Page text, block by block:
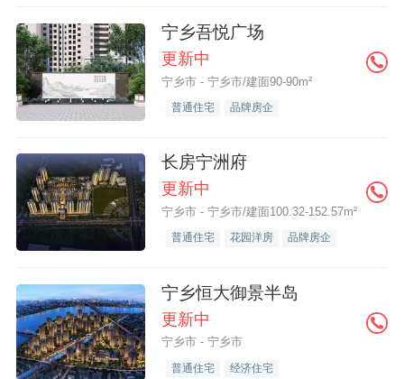
宁乡吾悦广场
更新中
宁乡市 - 宁乡市/建面90-90m²
普通住宅 品牌房企
长房宁洲府
更新中
宁乡市 - 宁乡市/建面100.32-152.57m²
普通住宅 花园洋房 品牌房企
宁乡恒大御景半岛
更新中
宁乡市 - 宁乡市
普通住宅 经济住宅